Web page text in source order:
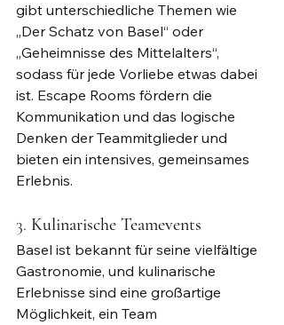
gibt unterschiedliche Themen wie
„Der Schatz von Basel“ oder
„Geheimnisse des Mittelalters“,
sodass für jede Vorliebe etwas dabei
ist. Escape Rooms fördern die
Kommunikation und das logische
Denken der Teammitglieder und
bieten ein intensives, gemeinsames
Erlebnis.
3. Kulinarische Teamevents
Basel ist bekannt für seine vielfältige
Gastronomie, und kulinarische
Erlebnisse sind eine großartige
Möglichkeit, ein Team